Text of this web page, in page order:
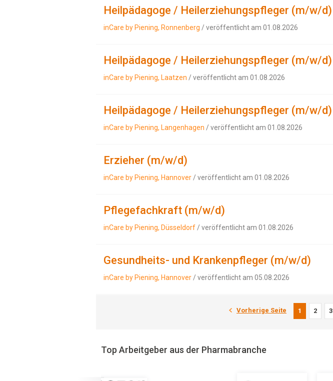
Heilpädagoge / Heilerziehungspfleger (m/w/d)
inCare by Piening, Ronnenberg / veröffentlicht am 01.08.2026
Heilpädagoge / Heilerziehungspfleger (m/w/d)
inCare by Piening, Laatzen / veröffentlicht am 01.08.2026
Heilpädagoge / Heilerziehungspfleger (m/w/d)
inCare by Piening, Langenhagen / veröffentlicht am 01.08.2026
Erzieher (m/w/d)
inCare by Piening, Hannover / veröffentlicht am 01.08.2026
Pflegefachkraft (m/w/d)
inCare by Piening, Düsseldorf / veröffentlicht am 01.08.2026
Gesundheits- und Krankenpfleger (m/w/d)
inCare by Piening, Hannover / veröffentlicht am 05.08.2026
Vorherige Seite 1 2 3
Top Arbeitgeber aus der Pharmabranche